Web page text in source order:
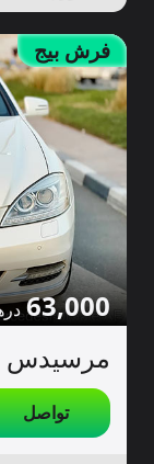
فرش بيج
63,000
مرسيدس S350 للبيع
تواصل